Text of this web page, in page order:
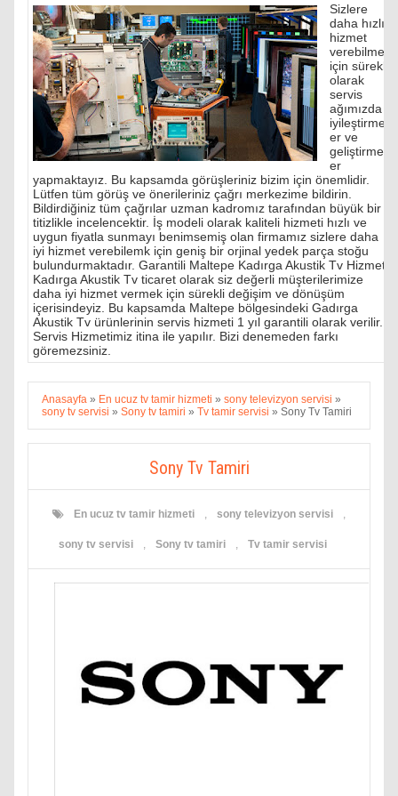
Sizlere
daha hızlı
hizmet
verebilmek
için sürekli
olarak
servis
ağımızda
iyileştirmel
er ve
geliştirmel
er
yapmaktayız. Bu kapsamda görüşleriniz bizim için önemlidir.
Lütfen tüm görüş ve önerileriniz çağrı merkezime bildirin.
Bildirdiğiniz tüm çağrılar uzman kadromız tarafından büyük bir
titizlikle incelencektir. İş modeli olarak kaliteli hizmeti hızlı ve
uygun fiyatla sunmayı benimsemiş olan firmamız sizlere daha
iyi hizmet verebilemk için geniş bir orjinal yedek parça stoğu
bulundurmaktadır. Garantili Maltepe Kadırga Akustik Tv Hizmeti
Kadırga Akustik Tv ticaret olarak siz değerli müşterilerimize
daha iyi hizmet vermek için sürekli değişim ve dönüşüm
içerisindeyiz. Bu kapsamda Maltepe bölgesindeki Gadırga
Akustik Tv ürünlerinin servis hizmeti 1 yıl garantili olarak verilir.
Servis Hizmetimiz itina ile yapılır. Bizi denemeden farkı
göremezsiniz.
Anasayfa » En ucuz tv tamir hizmeti » sony televizyon servisi »
sony tv servisi » Sony tv tamiri » Tv tamir servisi » Sony Tv Tamiri
Sony Tv Tamiri
En ucuz tv tamir hizmeti sony televizyon servisi
sony tv servisi Sony tv tamiri Tv tamir servisi